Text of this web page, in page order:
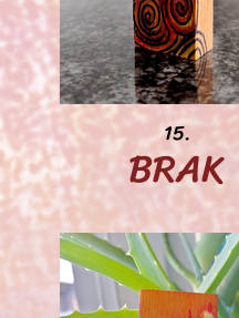
15.
BRAK